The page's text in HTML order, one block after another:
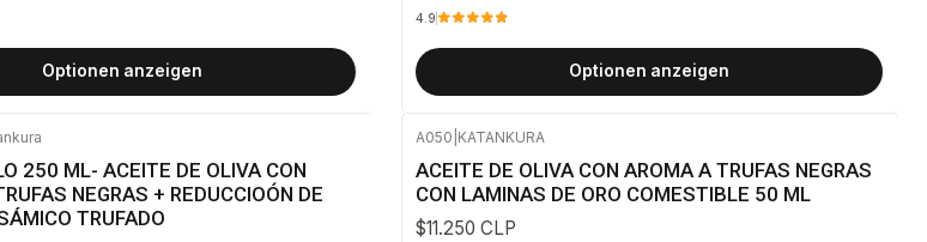
Optionen anzeigen
4.9
Optionen anzeigen
250 ML- ACEITE DE OLIVA CON
NEGRAS + REDUCCIOÓN DE
TRUFADO
A050 KATANKURA
ACEITE DE OLIVA CON AROMA A TRUFAS NEGRAS
CON LAMINAS DE ORO COMESTIBLE 50 ML
$11.250 CLP